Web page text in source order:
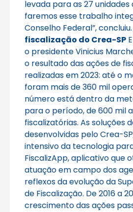
levada para as 27
faremos esse trabalho
Conselho Federal”, concluiu.
fiscalização do Crea-SP
o presidente Vinicius
o resultado das ações de
realizadas em 2023: até o
foram mais de 360 mil
número está dentro da
para o período, de 600 mil
fiscalizatórias. As soluções
desenvolvidas pelo Crea-
intensivo da tecnologia
FiscalizApp, aplicativo que
atuação em campo dos
reflexos da evolução da
de Fiscalização. De 2016 a
crescimento das ações